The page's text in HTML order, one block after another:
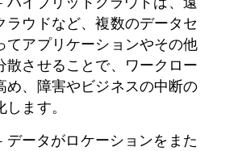
ラウドなど、複数のデータセ
てアプリケーションやその他
散させることで、ワークロー
め、障害やビジネスの中断の
ます。
データがロケーションをまた